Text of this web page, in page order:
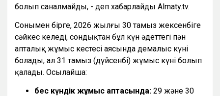
болып саналмайды, - деп хабарлайды Almaty.tv.
Сонымен бірге, 2026 жылғы 30 тамыз жексенбіге
сәйкес келеді, сондықтан бұл күн әдеттегі пән
апталық жұмыс кестесі аясында демалыс күні
болады, ал 31 тамыз (дүйсенбі) жұмыс күні болып
қалады. Осылайша:
бес күндік жұмыс аптасында: 29 және 30